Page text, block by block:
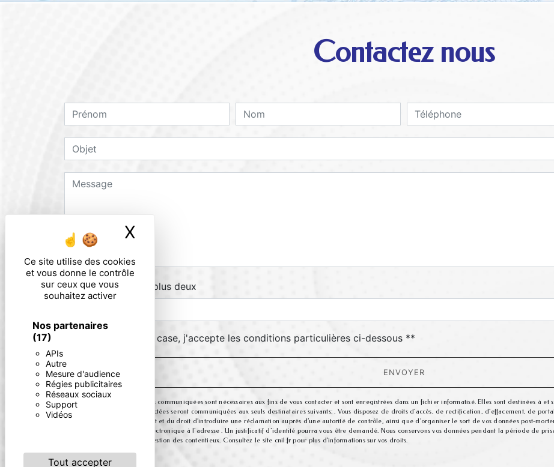
Ce site utilise des cookies
et vous donne le contrôle
sur ceux que vous
souhaitez activer
Nos partenaires
(17)
APIs
Autre
Mesure d'audience
Régies publicitaires
Réseaux sociaux
Support
Vidéos
Tout accepter
X
Contactez nous
Combien font neuf plus deux
En cochant cette case, j'accepte les conditions particulières ci-dessous **
ENVOYER
** Les données personnelles communiquées sont nécessaires aux fins de vous contacter et sont enregistrées dans un fichier informatisé. Elles sont destinées à
message. Les données collectées seront communiquées aux seuls destinataires suivants: . Vous disposez de droits d’accès, de rectification, d’effacement, de
consentement à tout moment et du droit d’introduire une réclamation auprès d’une autorité de contrôle, ainsi que d’organiser le sort de vos données post-
l'adresse ou par courrier électronique à l'adresse . Un justificatif d'identité pourra vous être demandé. Nous conservons vos données pendant la période de
aux fins probatoires et de gestion des contentieux. Consultez le site cnil.fr pour plus d’informations sur vos droits.